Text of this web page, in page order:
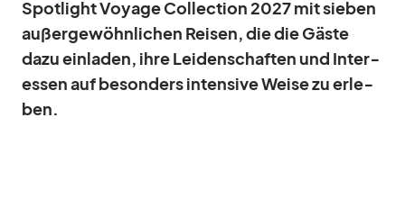
Spot­light Voyage Coll­ec­tion 2027 mit sie­ben
au­ßer­ge­wöhn­li­chen Rei­sen, die die Gäste
dazu ein­la­den, ihre Lei­den­schaf­ten und In­ter­
es­sen auf be­son­ders in­ten­sive Weise zu er­le­
ben.